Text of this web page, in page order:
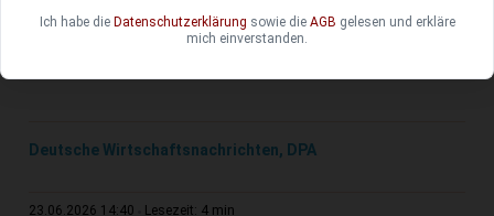
- und warum Sicherheitsmitarbeitern mittlerweile
stichfeste Westen empfohlen werden.
Deutsche Wirtschaftsnachrichten, DPA
23.06.2026 14:40 Lesezeit: 4 min
Ich habe die Datenschutzerklärung sowie die AGB gelesen und erkläre
mich einverstanden.